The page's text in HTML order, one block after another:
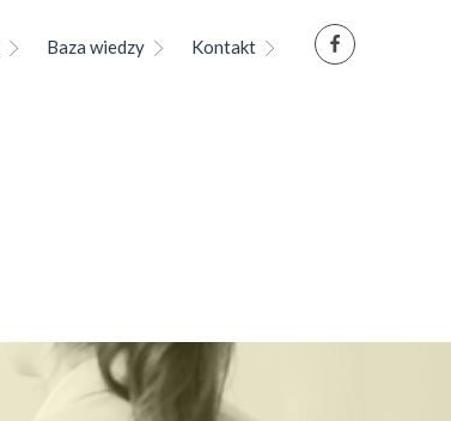
Baza wiedzy Kontakt